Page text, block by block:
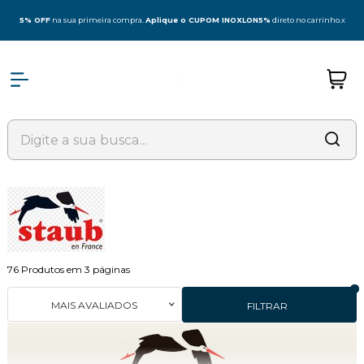
5% OFF na sua primeira compra.Aplique o CUPOM INOXLON5% direto no carrinho.x
76 Produtos em 3 páginas
FILTRAR
MAIS AVALIADOS